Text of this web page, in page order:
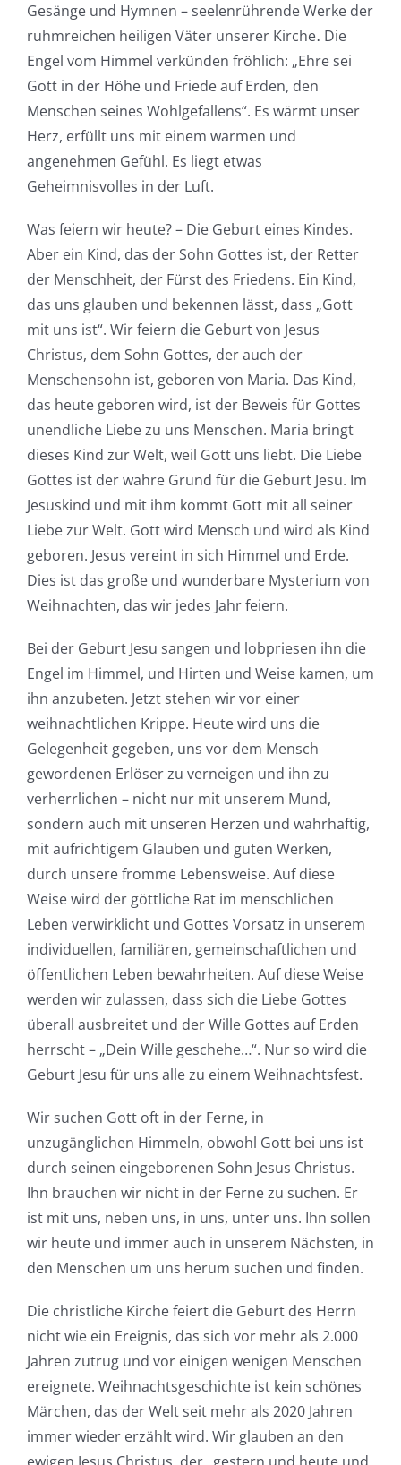
Gesänge und Hymnen – seelenrührende Werke der
ruhmreichen heiligen Väter unserer Kirche․ Die
Engel vom Himmel verkünden fröhlich: „Ehre sei
Gott in der Höhe und Friede auf Erden, den
Menschen seines Wohlgefallens“. Es wärmt unser
Herz, erfüllt uns mit einem warmen und
angenehmen Gefühl. Es liegt etwas
Geheimnisvolles in der Luft.
Was feiern wir heute? – Die Geburt eines Kindes.
Aber ein Kind, das der Sohn Gottes ist, der Retter
der Menschheit, der Fürst des Friedens. Ein Kind,
das uns glauben und bekennen lässt, dass „Gott
mit uns ist“. Wir feiern die Geburt von Jesus
Christus, dem Sohn Gottes, der auch der
Menschensohn ist, geboren von Maria. Das Kind,
das heute geboren wird, ist der Beweis für Gottes
unendliche Liebe zu uns Menschen. Maria bringt
dieses Kind zur Welt, weil Gott uns liebt. Die Liebe
Gottes ist der wahre Grund für die Geburt Jesu. Im
Jesuskind und mit ihm kommt Gott mit all seiner
Liebe zur Welt. Gott wird Mensch und wird als Kind
geboren. Jesus vereint in sich Himmel und Erde.
Dies ist das große und wunderbare Mysterium von
Weihnachten, das wir jedes Jahr feiern.
Bei der Geburt Jesu sangen und lobpriesen ihn die
Engel im Himmel, und Hirten und Weise kamen, um
ihn anzubeten. Jetzt stehen wir vor einer
weihnachtlichen Krippe. Heute wird uns die
Gelegenheit gegeben, uns vor dem Mensch
gewordenen Erlöser zu verneigen und ihn zu
verherrlichen – nicht nur mit unserem Mund,
sondern auch mit unseren Herzen und wahrhaftig,
mit aufrichtigem Glauben und guten Werken,
durch unsere fromme Lebensweise. Auf diese
Weise wird der göttliche Rat im menschlichen
Leben verwirklicht und Gottes Vorsatz in unserem
individuellen, familiären, gemeinschaftlichen und
öffentlichen Leben bewahrheiten. Auf diese Weise
werden wir zulassen, dass sich die Liebe Gottes
überall ausbreitet und der Wille Gottes auf Erden
herrscht – „Dein Wille geschehe…“. Nur so wird die
Geburt Jesu für uns alle zu einem Weihnachtsfest.
Wir suchen Gott oft in der Ferne, in
unzugänglichen Himmeln, obwohl Gott bei uns ist
durch seinen eingeborenen Sohn Jesus Christus.
Ihn brauchen wir nicht in der Ferne zu suchen. Er
ist mit uns, neben uns, in uns, unter uns. Ihn sollen
wir heute und immer auch in unserem Nächsten, in
den Menschen um uns herum suchen und finden.
Die christliche Kirche feiert die Geburt des Herrn
nicht wie ein Ereignis, das sich vor mehr als 2.000
Jahren zutrug und vor einigen wenigen Menschen
ereignete. Weihnachtsgeschichte ist kein schönes
Märchen, das der Welt seit mehr als 2020 Jahren
immer wieder erzählt wird. Wir glauben an den